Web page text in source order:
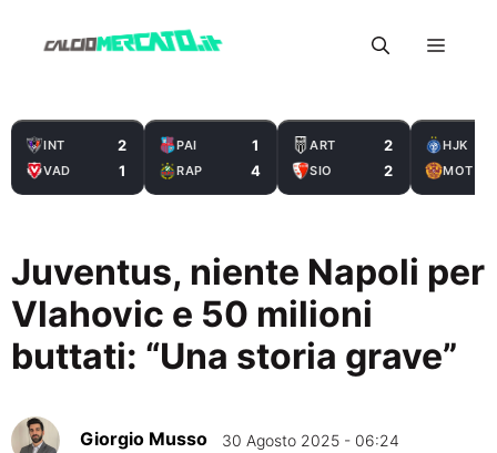
Menu
INT 2
VAD 1
PAI 1
RAP 4
ART 2
SIO 2
HJK
MOT
Juventus, niente Napoli per
Vlahovic e 50 milioni
buttati: “Una storia grave”
Giorgio Musso 30 Agosto 2025 - 06:24